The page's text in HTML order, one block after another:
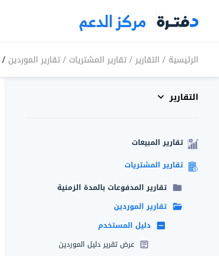
مركز الدعم
الرئيسية / التقارير/تقارير المشتريات /تقارير الموردين /
التقارير
تقارير المبيعات
تقارير المشتريات
تقارير المدفوعات بالمدة الزمنية
تقارير الموردين
دليل المستخدم
عرض تقرير دليل الموردين